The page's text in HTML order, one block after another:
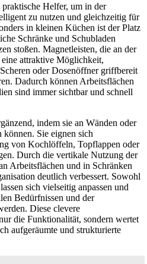
Helfer, um in der
zu nutzen und gleichzeitig für
in kleinen Küchen ist der Platz
Schränke und Schubladen
stoßen. Magnetleisten, die an der
attraktive Möglichkeit,
oder Dosenöffner griffbereit
Dadurch können Arbeitsflächen
sind immer sichtbar und schnell
indem sie an Wänden oder
Sie eignen sich
von Kochlöffeln, Topflappen oder
Durch die vertikale Nutzung der
Arbeitsflächen und in Schränken
deutlich verbessert. Sowohl
sich vielseitig anpassen und
Bedürfnissen und der
Diese clevere
die Funktionalität, sondern wertet
aufgeräumte und strukturierte